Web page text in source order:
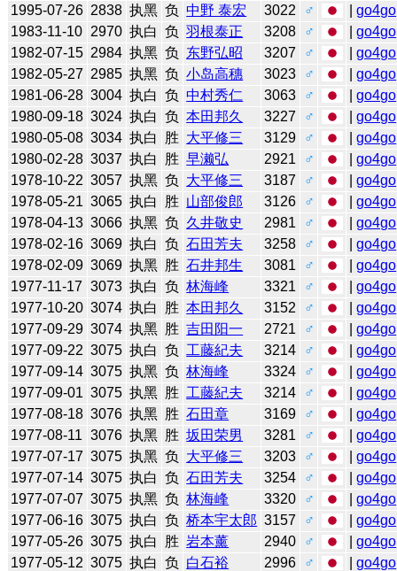
1995-07-26 2838 执黑 负 中野 泰宏 3022 ♂ |go4go
1983-11-10 2970 执白 负 羽根泰正 3208 ♂ |go4go
1982-07-15 2984 执黑 负 东野弘昭 3207 ♂ |go4go
1982-05-27 2985 执黑 负 小岛高穗 3023 ♂ |go4go
1981-06-28 3004 执白 负 中村秀仁 3063 ♂ |go4go
1980-09-18 3024 执白 负 本田邦久 3227 ♂ |go4go
1980-05-08 3034 执白 胜 大平修三 3129 ♂ |go4go
1980-02-28 3037 执白 胜 早濑弘 2921 ♂ |go4go
1978-10-22 3057 执黑 负 大平修三 3187 ♂ |go4go
1978-05-21 3065 执白 胜 山部俊郎 3126 ♂ |go4go
1978-04-13 3066 执黑 负 久井敬史 2981 ♂ |go4go
1978-02-16 3069 执白 负 石田芳夫 3258 ♂ |go4go
1978-02-09 3069 执黑 胜 石井邦生 3081 ♂ |go4go
1977-11-17 3073 执白 负 林海峰 3321 ♂ |go4go
1977-10-20 3074 执白 胜 本田邦久 3152 ♂ |go4go
1977-09-29 3074 执黑 胜 吉田阳一 2721 ♂ |go4go
1977-09-22 3075 执白 负 工藤紀夫 3214 ♂ |go4go
1977-09-14 3075 执黑 负 林海峰 3324 ♂ |go4go
1977-09-01 3075 执黑 胜 工藤紀夫 3214 ♂ |go4go
1977-08-18 3076 执黑 胜 石田章 3169 ♂ |go4go
1977-08-11 3076 执黑 胜 坂田荣男 3281 ♂ |go4go
1977-07-17 3075 执黑 负 大平修三 3203 ♂ |go4go
1977-07-14 3075 执白 负 石田芳夫 3254 ♂ |go4go
1977-07-07 3075 执黑 负 林海峰 3320 ♂ |go4go
1977-06-16 3075 执白 负 桥本宇太郎 3157 ♂ |go4go
1977-05-26 3075 执白 胜 岩本薰 2940 ♂ |go4go
1977-05-12 3075 执白 负 白石裕 2996 ♂ |go4go